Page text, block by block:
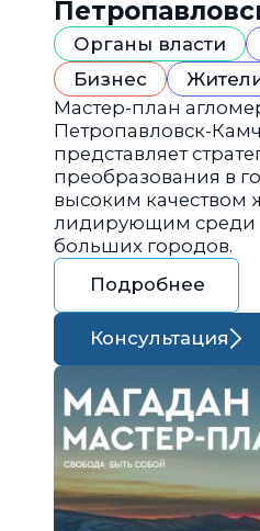
Камчатский
Органы власти
Бизнес
Мастер-план
Петропавловск-
представляет
преобразования в
высоким качеством
лидирующим среди
больших городов.
Подробнее
Консультация